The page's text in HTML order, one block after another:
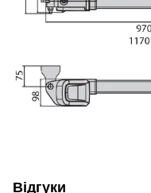
Відгуки